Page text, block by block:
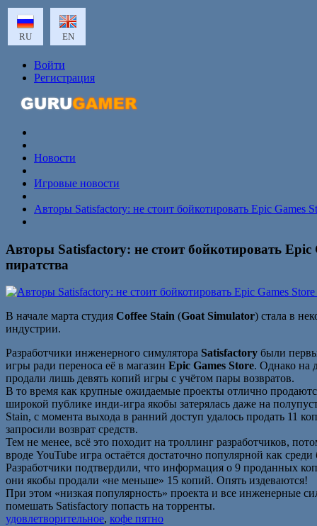
RU EN
Войти
Регистрация
Новости
Игровые новости
Авторы Satisfactory: не стоит бойкотировать Epic Games
Авторы Satisfactory: не стоит бойкотировать
пиратства
В начале марта студия Coffee Stain (Goat Simulator) стала в
индустрии.
Разработчики инженерного симулятора Satisfactory были
игры ради переноса её в магазин Epic Games Store. Однако на
продали лишь девять копий игры с учётом пары возвратов.
В то время как крупные ожидаемые проекты отлично
широкой публике инди-игра якобы затерялась даже на
Stain, с момента выхода в ранний доступ удалось продать 11
запросили возврат средств.
Тем не менее, всё это походит на троллинг разработчиков,
вроде YouTube игра остаётся достаточно популярной как
Разработчики подтвердили, что информация о 9 проданных
они якобы продали «не меньше» 15 копий. Опять издеваются!
При этом «низкая популярность» проекта и все инженерные
помешать Satisfactory попасть на торренты.
удовлетворительное, кофе пятно